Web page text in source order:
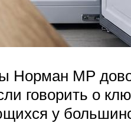
МР
говорить о
у